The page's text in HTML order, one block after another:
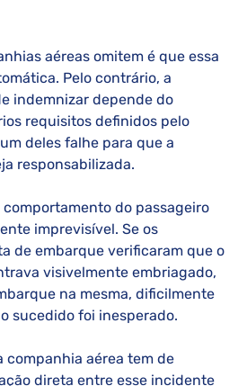
aéreas omitem é que essa
Pelo contrário, a
indemnizar depende do
requisitos definidos pelo
deles falhe para que a
responsabilizada.
comportamento do passageiro
imprevisível. Se os
de embarque verificaram que o
visivelmente embriagado,
na mesma, dificilmente
sucedido foi inesperado.
companhia aérea tem de
direta entre esse incidente